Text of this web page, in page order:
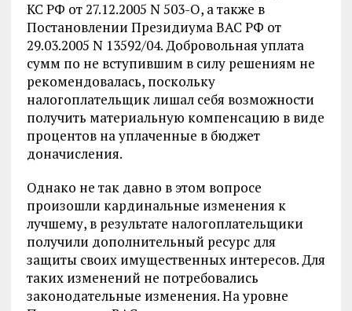
КС РФ от 27.12.2005 N 503-О, а также в
Постановлении Президиума ВАС РФ от
29.03.2005 N 13592/04. Добровольная уплата
сумм по не вступившим в силу решениям не
рекомендовалась, поскольку
налогоплательщик лишал себя возможности
получить материальную компенсацию в виде
процентов на уплаченные в бюджет
доначисления.
Однако не так давно в этом вопросе
произошли кардинальные изменения к
лучшему, в результате налогоплательщики
получили дополнительный ресурс для
защиты своих имущественных интересов. Для
таких изменений не потребовались
законодательные изменения. На уровне